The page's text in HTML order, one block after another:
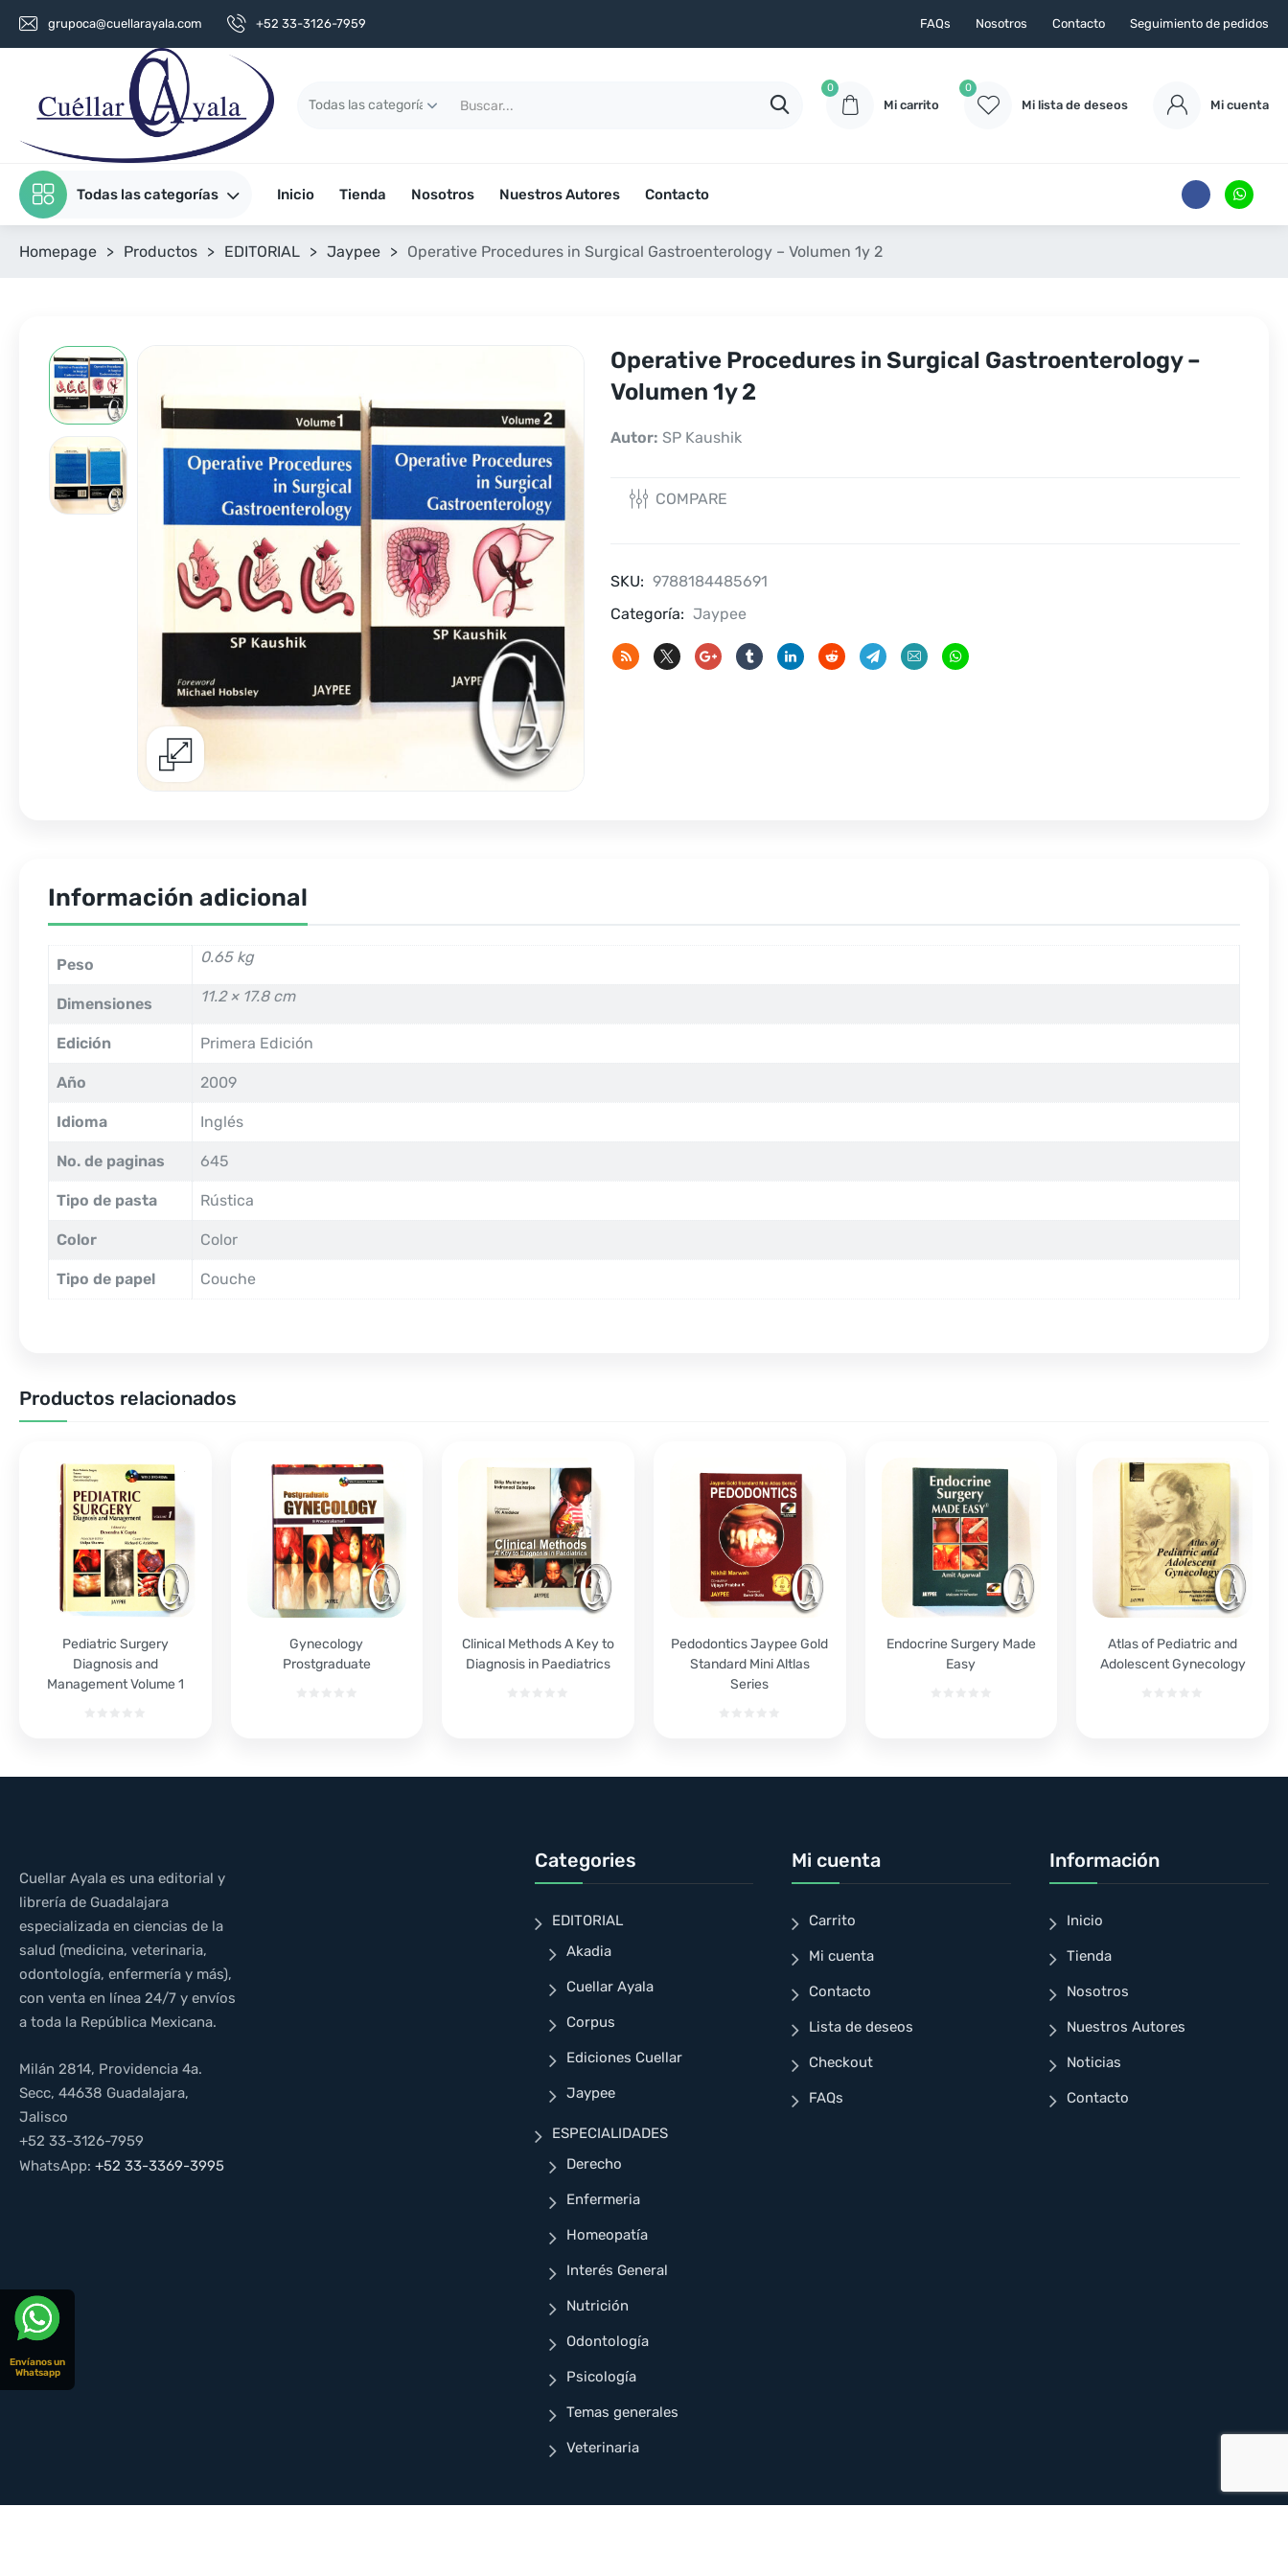
grupoca@cuellarayala.com +52 33-3126-7959 FAQs Nosotros Contacto Seguimiento de pedidos
0
Mi carrito
0
Mi lista de deseos Mi cuenta
Todas las categorías Inicio Tienda Nosotros Nuestros Autores Contacto
Homepage > Productos > EDITORIAL > Jaypee > Operative Procedures in Surgical Gastroenterology – Volumen 1y 2
Operative Procedures in Surgical Gastroenterology –
Volumen 1y 2
Autor: SP Kaushik
COMPARE
SKU: 9788184485691
Categoría: Jaypee
Información adicional
Peso 0.65 kg
Dimensiones 11.2 × 17.8 cm
Edición Primera Edición
Año 2009
Idioma Inglés
No. de paginas 645
Tipo de pasta Rústica
Color Color
Tipo de papel Couche
Productos relacionados
Pediatric Surgery
Diagnosis and
Management Volume 1
Gynecology
Prostgraduate
Clinical Methods A Key to
Diagnosis in Paediatrics
Pedodontics Jaypee Gold
Standard Mini Altlas
Series
Endocrine Surgery Made
Easy
Atlas of Pediatric and
Adolescent Gynecology
Cuellar Ayala es una editorial y
librería de Guadalajara
especializada en ciencias de la
salud (medicina, veterinaria,
odontología, enfermería y más),
con venta en línea 24/7 y envíos
a toda la República Mexicana.
Milán 2814, Providencia 4a.
Secc, 44638 Guadalajara,
Jalisco
+52 33-3126-7959
WhatsApp: +52 33-3369-3995
Categories
EDITORIAL
Akadia
Cuellar Ayala
Corpus
Ediciones Cuellar
Jaypee
ESPECIALIDADES
Derecho
Enfermeria
Homeopatía
Interés General
Nutrición
Odontología
Psicología
Temas generales
Veterinaria
Mi cuenta
Carrito
Mi cuenta
Contacto
Lista de deseos
Checkout
FAQs
Información
Inicio
Tienda
Nosotros
Nuestros Autores
Noticias
Contacto
Envíanos un
Whatsapp